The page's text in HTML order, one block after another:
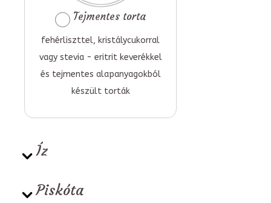
Tejmentes torta
fehérliszttel, kristálycukorral
vagy stevia - eritrit keverékkel
és tejmentes alapanyagokból
készült torták
Íz
Piskóta